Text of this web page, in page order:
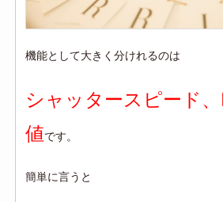
機能として大きく分けれるのは
シャッタースピード
値です。
簡単に言うと